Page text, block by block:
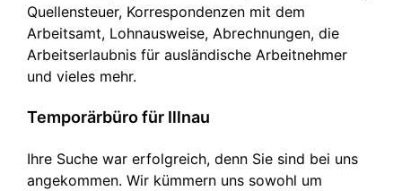
Quellensteuer, Korrespondenzen mit dem
Arbeitsamt, Lohnausweise, Abrechnungen, die
Arbeitserlaubnis für ausländische Arbeitnehmer
und vieles mehr.
Temporärbüro für Illnau
Ihre Suche war erfolgreich, denn Sie sind bei uns
angekommen. Wir kümmern uns sowohl um